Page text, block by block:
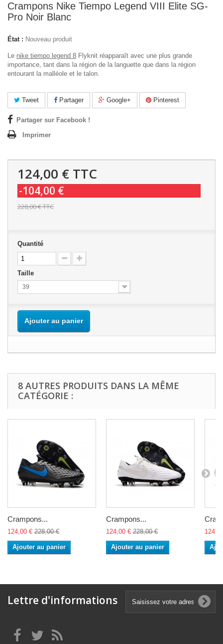
Crampons Nike Tiempo Legend VIII Elite SG-
Pro Noir Blanc
État : Nouveau produit
Le nike tiempo legend 8 Flyknit réapparaît avec une plus grande
importance, tant dans la région de la languette que dans la région
entourant la malléole et le talon.
Tweet Partager Google+ Pinterest
Partager sur Facebook !
Imprimer
124,00 € TTC
-104,00 €
228,00 €TTC
Quantité
Taille
39
Ajouter au panier
8 AUTRES PRODUITS DANS LA MÊME
CATÉGORIE :
Crampons...
124,00 € 228,00 €
Ajouter au panier
Crampons...
124,00 € 228,00 €
Ajouter au panier
Lettre d'informations